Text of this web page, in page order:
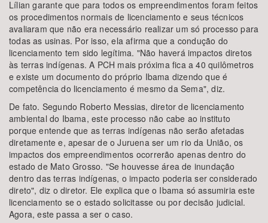
Lílian garante que para todos os empreendimentos foram feitos
os procedimentos normais de licenciamento e seus técnicos
avaliaram que não era necessário realizar um só processo para
todas as usinas. Por isso, ela afirma que a condução do
licenciamento tem sido legítima. "Não haverá impactos diretos
às terras indígenas. A PCH mais próxima fica a 40 quilômetros
e existe um documento do próprio Ibama dizendo que é
competência do licenciamento é mesmo da Sema", diz.
De fato. Segundo Roberto Messias, diretor de licenciamento
ambiental do Ibama, este processo não cabe ao instituto
porque entende que as terras indígenas não serão afetadas
diretamente e, apesar de o Juruena ser um rio da União, os
impactos dos empreendimentos ocorrerão apenas dentro do
estado de Mato Grosso. "Se houvesse área de inundação
dentro das terras indígenas, o impacto poderia ser considerado
direto", diz o diretor. Ele explica que o Ibama só assumiria este
licenciamento se o estado solicitasse ou por decisão judicial.
Agora, este passa a ser o caso.